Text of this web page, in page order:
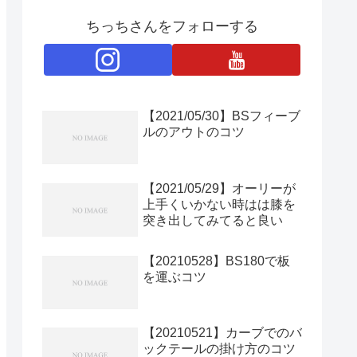
ちっちさんをフォローする
【2021/05/30】BSフィーブ
ルのアウトのコツ
【2021/05/29】オーリーが
上手くいかない時はは膝を
突き出してみてると良い
【20210528】BS180で板
を運ぶコツ
【20210521】カーブでのバ
ックテールの掛け方のコツ